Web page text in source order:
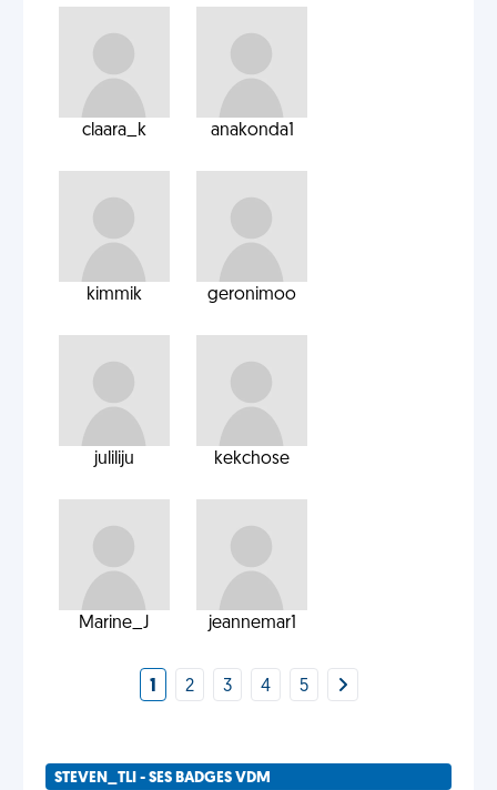
claara_k anakonda1
kimmik geronimoo
juliliju kekchose
Marine_J jeannemar1
1 2 3 4 5
STEVEN_TLI - SES BADGES VDM